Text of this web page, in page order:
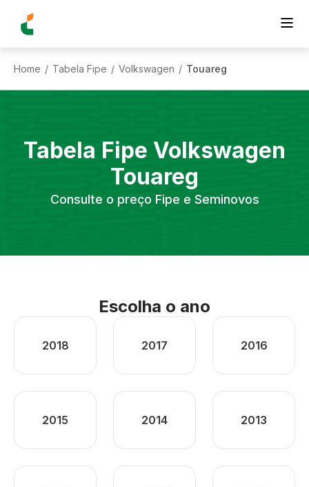
Home / Tabela Fipe / Volkswagen / Touareg
Tabela Fipe Volkswagen
Touareg
Consulte o preço Fipe e Seminovos
Escolha o ano
2018 2017 2016
2015 2014 2013